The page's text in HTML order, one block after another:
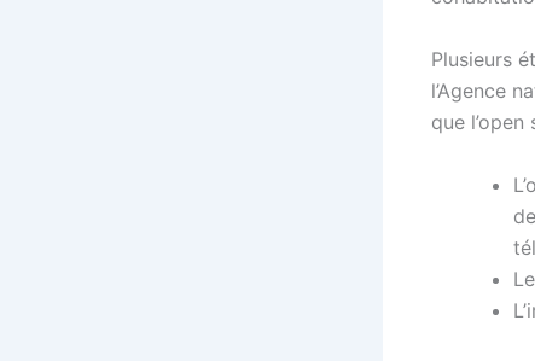
Plusieurs
l’Agence
que